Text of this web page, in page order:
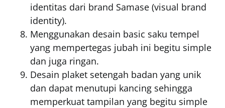
identitas dari brand Samase (visual brand
identity).
Menggunakan desain basic saku tempel
yang mempertegas jubah ini begitu simple
dan juga ringan.
Desain plaket setengah badan yang unik
dan dapat menutupi kancing sehingga
memperkuat tampilan yang begitu simple